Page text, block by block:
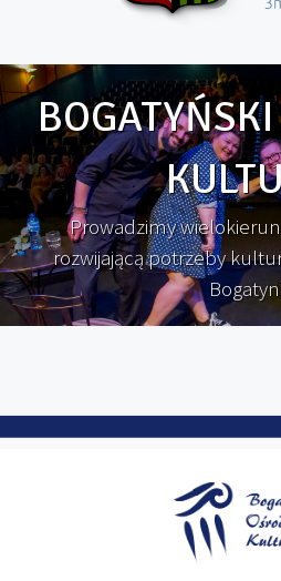
Prowadzimy
rozwijającą potrzeby